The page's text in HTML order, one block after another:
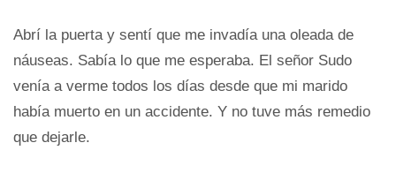
Abrí la puerta y sentí que me invadía una oleada de
náuseas. Sabía lo que me esperaba. El señor Sudo
venía a verme todos los días desde que mi marido
había muerto en un accidente. Y no tuve más remedio
que dejarle.